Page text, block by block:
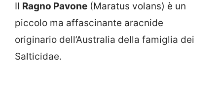
Il Ragno Pavone (Maratus volans) è un
piccolo ma affascinante aracnide
originario dell’Australia della famiglia dei
Salticidae.